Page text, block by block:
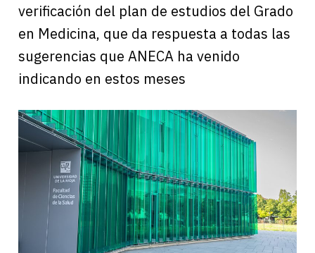
verificación del plan de estudios del Grado
en Medicina, que da respuesta a todas las
sugerencias que ANECA ha venido
indicando en estos meses